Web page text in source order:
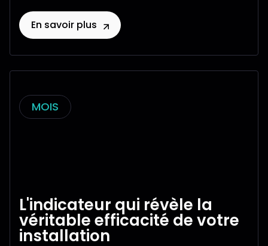
En savoir plus
MOIS
L'indicateur qui révèle la
véritable efficacité de votre
installation